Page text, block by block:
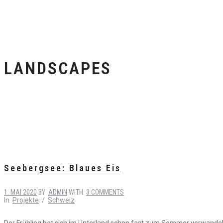
LANDSCAPES
Seebergsee: Blaues Eis
1. MAI 2020 BY ADMIN WITH 3 COMMENTS
In Projekte / Schweiz